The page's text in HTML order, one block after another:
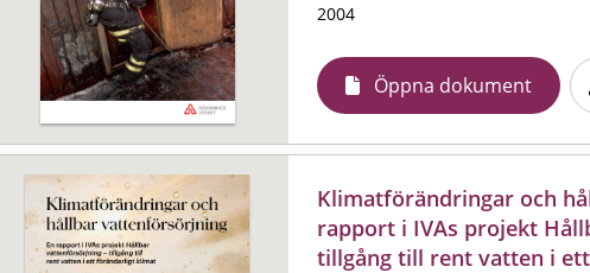
2004
Öppna dokument
Klimatförändringar och
rapport i IVAs projekt
tillgång till rent vatten i